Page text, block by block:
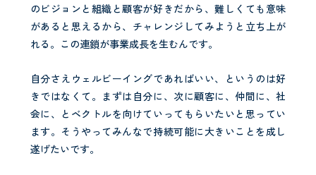
のビジョンと組織と顧客が好きだから、難しくても意味
があると思えるから、チャレンジしてみようと立ち上が
れる。この連鎖が事業成長を生むんです。
自分さえウェルビーイングであればいい、というのは好
きではなくて。まずは自分に、次に顧客に、仲間に、社
会に、とベクトルを向けていってもらいたいと思ってい
ます。そうやってみんなで持続可能に大きいことを成し
遂げたいです。